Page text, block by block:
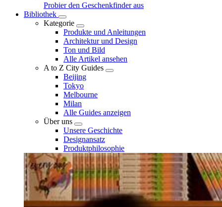
Probier den Geschenkfinder aus
Bibliothek
Kategorie
Produkte und Anleitungen
Architektur und Design
Ton und Bild
Alle Artikel ansehen
A to Z City Guides
Beijing
Tokyo
Melbourne
Milan
Alle Guides anzeigen
Über uns
Unsere Geschichte
Designansatz
Produktphilosophie